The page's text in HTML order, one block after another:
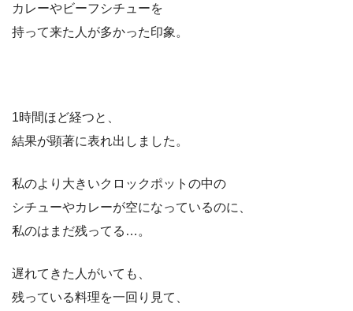
カレーやビーフシチューを
持って来た人が多かった印象。
1時間ほど経つと、
結果が顕著に表れ出しました。
私のより大きいクロックポットの中の
シチューやカレーが空になっているのに、
私のはまだ残ってる…。
遅れてきた人がいても、
残っている料理を一回り見て、